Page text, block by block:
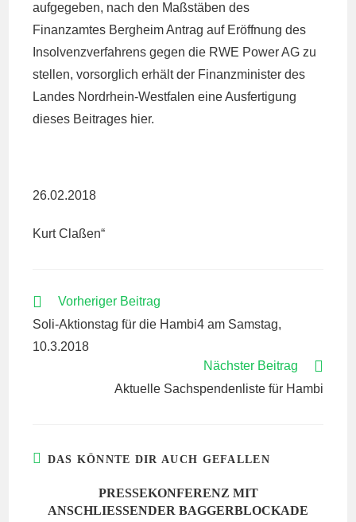
aufgegeben, nach den Maßstäben des
Finanzamtes Bergheim Antrag auf Eröffnung des
Insolvenzverfahrens gegen die RWE Power AG zu
stellen, vorsorglich erhält der Finanzminister des
Landes Nordrhein-Westfalen eine Ausfertigung
dieses Beitrages hier.
26.02.2018
Kurt Claßen“
WEITERE
ANSEHEN
Vorheriger Beitrag
Soli-Aktionstag für die Hambi4 am Samstag,
10.3.2018
Nächster Beitrag
Aktuelle Sachspendenliste für Hambi
DAS KÖNNTE DIR AUCH GEFALLEN
PRESSEKONFERENZ MIT
ANSCHLIESSENDER BAGGERBLOCKADE